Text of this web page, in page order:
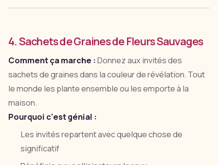
4. Sachets de Graines de Fleurs Sauvages
Comment ça marche :Donnez aux invités des
sachets de graines dans la couleur de révélation. Tout
le monde les plante ensemble ou les emporte à la
maison.
Pourquoi c'est génial :
Les invités repartent avec quelque chose de
significatif